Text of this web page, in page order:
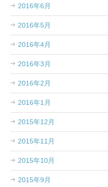
2016年6月
2016年5月
2016年4月
2016年3月
2016年2月
2016年1月
2015年12月
2015年11月
2015年10月
2015年9月